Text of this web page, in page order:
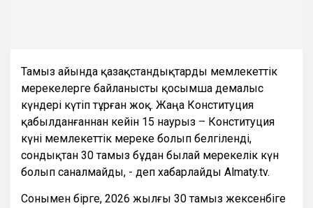
Тамыз айында қазақстандықтарды мемлекеттік
мерекелерге байланысты қосымша демалыс
күндері күтіп тұрған жоқ. Жаңа Конституция
қабылданғаннан кейін 15 наурыз – Конституция
күні мемлекеттік мереке болып белгіленді,
сондықтан 30 тамыз бұдан былай мерекелік күн
болып саналмайды, - деп хабарлайды Almaty.tv.
Сонымен бірге, 2026 жылғы 30 тамыз жексенбіге